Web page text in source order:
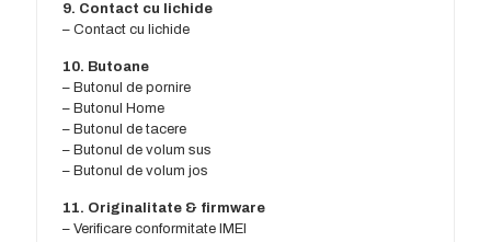
9. Contact cu lichide
– Contact cu lichide
10. Butoane
– Butonul de pornire
– Butonul Home
– Butonul de tacere
– Butonul de volum sus
– Butonul de volum jos
11. Originalitate & firmware
– Verificare conformitate IMEI